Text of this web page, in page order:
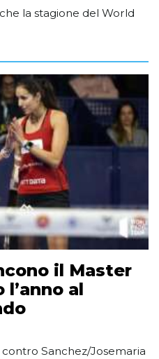
la stagione del World
il Master
al
Sanchez/Josemaria